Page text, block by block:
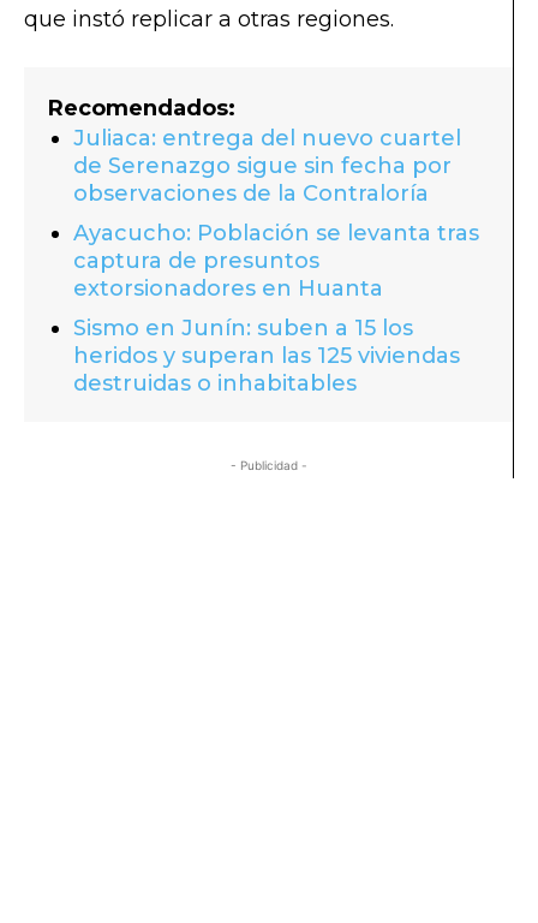
que instó replicar a otras regiones.
Recomendados:
Juliaca: entrega del nuevo cuartel
de Serenazgo sigue sin fecha por
observaciones de la Contraloría
Ayacucho: Población se levanta tras
captura de presuntos
extorsionadores en Huanta
Sismo en Junín: suben a 15 los
heridos y superan las 125 viviendas
destruidas o inhabitables
- Publicidad -